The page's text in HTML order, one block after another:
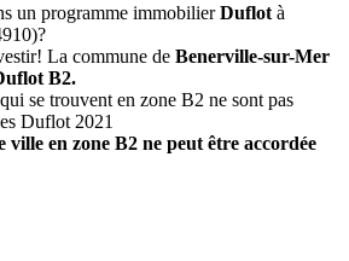
un programme immobilierDuflot à
La commune de Benerville-sur-Mer
B2.
se trouvent en zone B2 ne sont pas
Duflot 2021
en zone B2 ne peut être accordée